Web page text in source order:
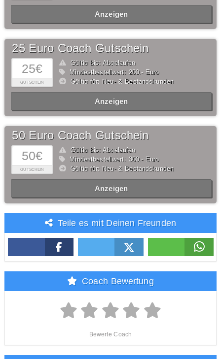
Anzeigen
25€
GUTSCHEIN
25 Euro Coach Gutschein
Gültig bis: Abgelaufen
Mindestbestellwert: 200,- Euro
Gültig für: Neu- & Bestandskunden
Anzeigen
50€
GUTSCHEIN
50 Euro Coach Gutschein
Gültig bis: Abgelaufen
Mindestbestellwert: 300,- Euro
Gültig für: Neu- & Bestandskunden
Anzeigen
Teile es mit Deinen Freunden
Coach Bewertung
Bewerte Coach